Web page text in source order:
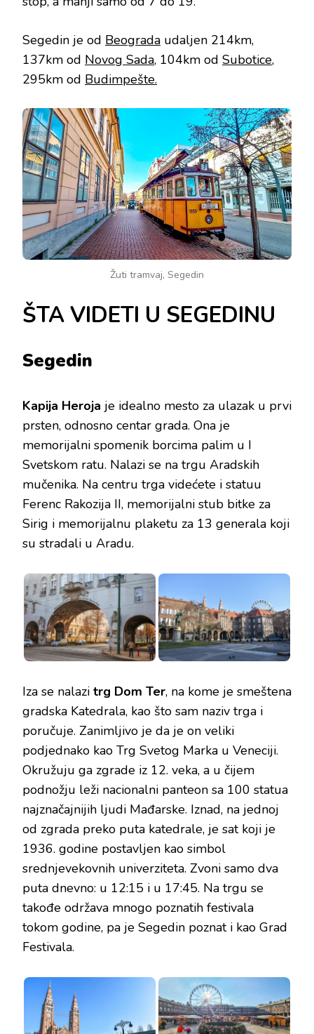
Segedin je od Beograda udaljen 214km,
137km od Novog Sada, 104km od Subotice,
295km od Budimpešte.
Žuti tramvaj, Segedin
ŠTA VIDETI U SEGEDINU
Segedin
Kapija Heroja je idealno mesto za ulazak u prvi
prsten, odnosno centar grada. Ona je
memorijalni spomenik borcima palim u I
Svetskom ratu. Nalazi se na trgu Aradskih
mučenika. Na centru trga videćete i statuu
Ferenc Rakozija II, memorijalni stub bitke za
Sirig i memorijalnu plaketu za 13 generala koji
su stradali u Aradu.
Iza se nalazi trg Dom Ter, na kome je smeštena
gradska Katedrala, kao što sam naziv trga i
poručuje. Zanimljivo je da je on veliki
podjednako kao Trg Svetog Marka u Veneciji.
Okružuju ga zgrade iz 12. veka, a u čijem
podnožju leži nacionalni panteon sa 100 statua
najznačajnijih ljudi Mađarske. Iznad, na jednoj
od zgrada preko puta katedrale, je sat koji je
1936. godine postavljen kao simbol
srednjevekovnih univerziteta. Zvoni samo dva
puta dnevno: u 12:15 i u 17:45. Na trgu se
takođe održava mnogo poznatih festivala
tokom godine, pa je Segedin poznat i kao Grad
Festivala.